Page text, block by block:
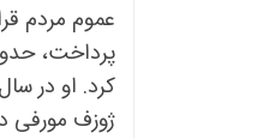
کرد. او در سال ۱۹۷۶ به لاگونا هیلز، کالیفرنیا نقل مکان کرد و در آنجا به سخنرانی هایش هر یکشنبه ادامه می داد.
ژوزف مورفی در ۱۶ دسامبر ۱۹۸۱